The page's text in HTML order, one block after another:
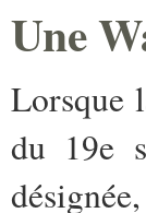
Une
Lorsque
du 19e